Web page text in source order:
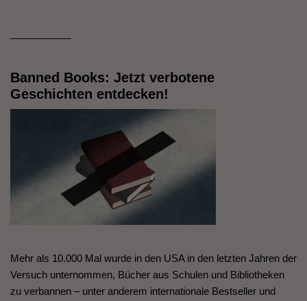
Banned Books: Jetzt verbotene
Geschichten entdecken!
Mehr als 10.000 Mal wurde in den USA in den letzten Jahren der
Versuch unternommen, Bücher aus Schulen und Bibliotheken
zu verbannen – unter anderem internationale Bestseller und